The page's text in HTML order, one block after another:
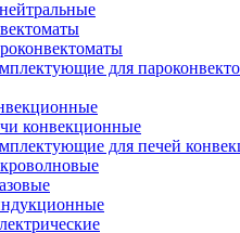
для
конвекционные
для печей